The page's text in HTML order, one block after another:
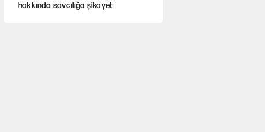
hakkında savcılığa şikayet